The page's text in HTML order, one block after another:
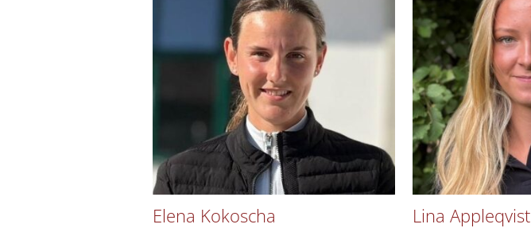
Elena Kokoscha Lina Appleqvist